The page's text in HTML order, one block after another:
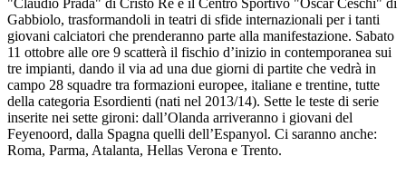
Gabbiolo, trasformandoli in teatri di sfide internazionali per i tanti
giovani calciatori che prenderanno parte alla manifestazione. Sabato
11 ottobre alle ore 9 scatterà il fischio d’inizio in contemporanea sui
tre impianti, dando il via ad una due giorni di partite che vedrà in
campo 28 squadre tra formazioni europee, italiane e trentine, tutte
della categoria Esordienti (nati nel 2013/14). Sette le teste di serie
inserite nei sette gironi: dall’Olanda arriveranno i giovani del
Feyenoord, dalla Spagna quelli dell’Espanyol. Ci saranno anche:
Roma, Parma, Atalanta, Hellas Verona e Trento.